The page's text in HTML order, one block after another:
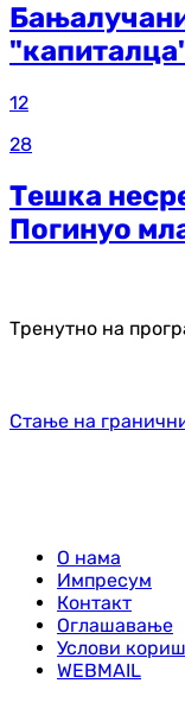
12
28
Тешка
Погинуо
Тренутно на
Стање на
О нама
Импресум
Контакт
Оглашавање
Услови
WEBMAIL